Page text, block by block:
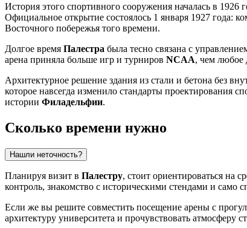
История этого спортивного сооружения началась в 1926
Официальное открытие состоялось 1 января 1927 года:
Восточного побережья того времени.
Долгое время Палестра была тесно связана с
арена приняла больше игр и турниров NCAA, чем любое
Архитектурное решение здания из стали и бетона без
которое навсегда изменило стандарты проектирования
истории Филадельфии.
Сколько времени нужно
Нашли неточность?
Планируя визит в Палестру, стоит ориентироваться на
контроль, знакомство с историческими стендами и само
Если же вы решите совместить посещение арены с
архитектуру университета и прочувствовать атмосферу